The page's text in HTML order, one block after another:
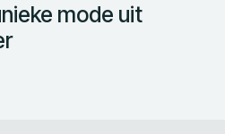
mode uit